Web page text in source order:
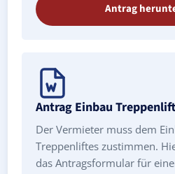
Antrag
Antrag Einbau
Der Vermieter muss dem
Treppenliftes zustimmen.
das Antragsformular für